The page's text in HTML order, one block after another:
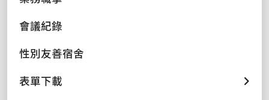
會議紀錄
性別友善宿舍
表單下載